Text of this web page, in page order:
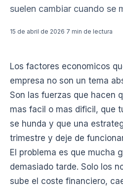
suelen cambiar cuando se
15 de abril de 2026 7 min de lectura
Los factores economicos
empresa no son un tema
Son las fuerzas que hacen
mas facil o mas dificil, que
se hunda y que una
trimestre y deje de
El problema es que mucha
demasiado tarde. Solo los
sube el coste financiero,